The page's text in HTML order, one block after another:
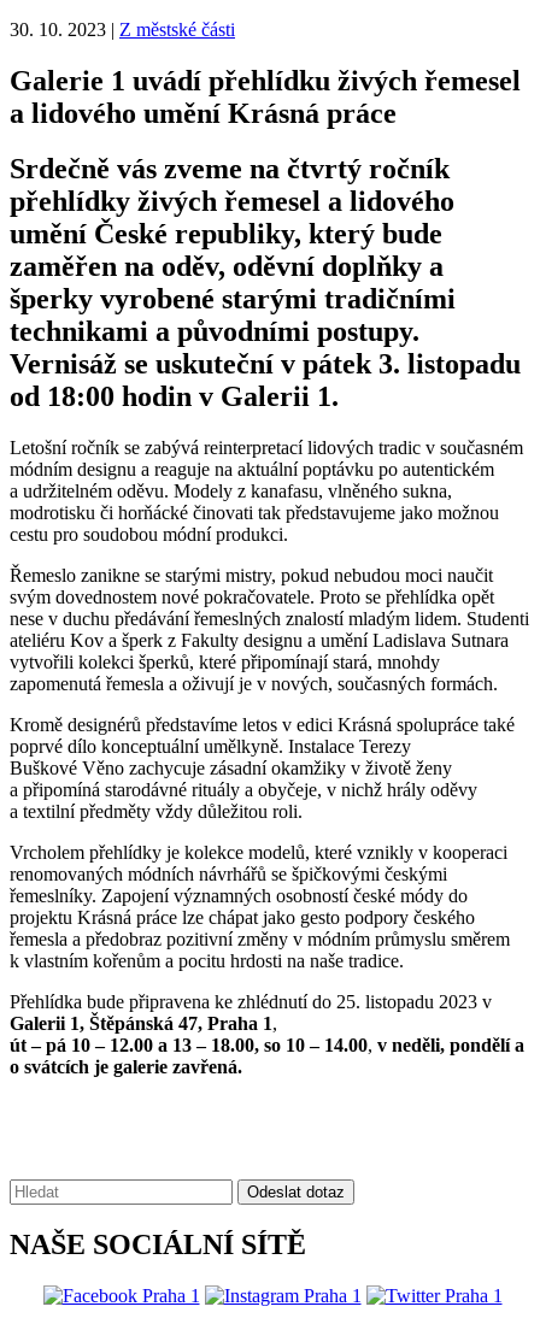
30. 10. 2023 | Z městské části
Galerie 1 uvádí přehlídku živých řemesel
a lidového umění Krásná práce
Srdečně vás zveme na čtvrtý ročník
přehlídky živých řemesel a lidového
umění České republiky, který bude
zaměřen na oděv, oděvní doplňky a
šperky vyrobené starými tradičními
technikami a původními postupy.
Vernisáž se uskuteční v pátek 3. listopadu
od 18:00 hodin v Galerii 1.
Letošní ročník se zabývá reinterpretací lidových tradic v současném
módním designu a reaguje na aktuální poptávku po autentickém
a udržitelném oděvu. Modely z kanafasu, vlněného sukna,
modrotisku či horňácké činovati tak představujeme jako možnou
cestu pro soudobou módní produkci.
Řemeslo zanikne se starými mistry, pokud nebudou moci naučit
svým dovednostem nové pokračovatele. Proto se přehlídka opět
nese v duchu předávání řemeslných znalostí mladým lidem. Studenti
ateliéru Kov a šperk z Fakulty designu a umění Ladislava Sutnara
vytvořili kolekci šperků, které připomínají stará, mnohdy
zapomenutá řemesla a oživují je v nových, současných formách.
Kromě designérů představíme letos v edici Krásná spolupráce také
poprvé dílo konceptuální umělkyně. Instalace Terezy
Buškové Věno zachycuje zásadní okamžiky v životě ženy
a připomíná starodávné rituály a obyčeje, v nichž hrály oděvy
a textilní předměty vždy důležitou roli.
Vrcholem přehlídky je kolekce modelů, které vznikly v kooperaci
renomovaných módních návrhářů se špičkovými českými
řemeslníky. Zapojení významných osobností české módy do
projektu Krásná práce lze chápat jako gesto podpory českého
řemesla a předobraz pozitivní změny v módním průmyslu směrem
k vlastním kořenům a pocitu hrdosti na naše tradice.
Přehlídka bude připravena ke zhlédnutí do 25. listopadu 2023 v
Galerii 1, Štěpánská 47, Praha 1,
út – pá 10 – 12.00 a 13 – 18.00, so 10 – 14.00, v neděli, pondělí a
o svátcích je galerie zavřená.
Vyhledávání: Odeslat dotaz
NAŠE SOCIÁLNÍ SÍTĚ